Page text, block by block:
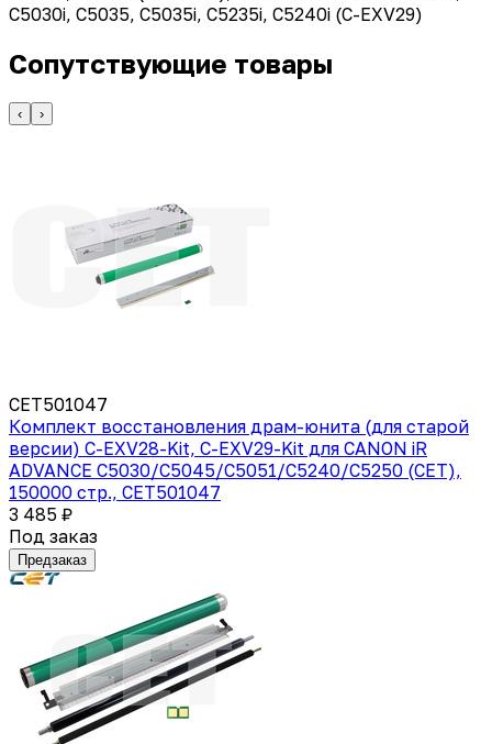
C5030i, C5035, C5035i, C5235i, C5240i (C-EXV29)
Сопутствующие товары
‹ ›
CET501047
Комплект восстановления драм-юнита (для старой
версии) C-EXV28-Kit, C-EXV29-Kit для CANON iR
ADVANCE C5030/C5045/C5051/C5240/C5250 (CET),
150000 стр., CET501047
3 485 ₽
Под заказ
Предзаказ